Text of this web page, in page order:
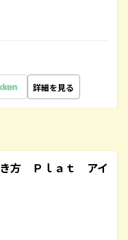
詳細を見る
方 Ｐｌａｔ アイ